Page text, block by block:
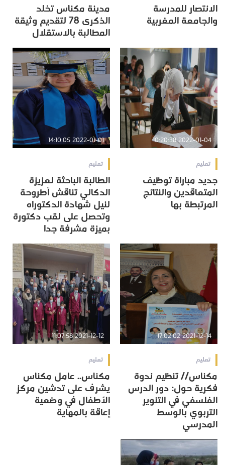
الانتصار للمدرسة
والجامعة المغربية
مدينة مكناس تخلد
الذكرى 78 لتقديم وثيقة
المطالبة بالاستقلال
2022-01-04 10:20:38
تعليم
جديد مباراة توظيف
المتعاقدين والنتائج
المرتبطة بها
2022-01-01 14:10:05
تعليم
الطالبة الباحثة لعزيزة
الدكالي تناقش أطروحة
لنيل شهادة الدكتوراه
وتحصل على لقب دكتورة
بميزة مشرفة جدا
2021-12-14 17:02:02
تعليم
مكناس// تنظيم ندوة
فكرية حول: دور الدرس
الفلسفي في التنوير
التربوي بالوسط
المدرسي
2021-12-12 11:07:58
تعليم
مكناس.. عامل مكناس
يشرف على تدشين مركز
الأطفال في وضعية
إعاقة بالمهاية